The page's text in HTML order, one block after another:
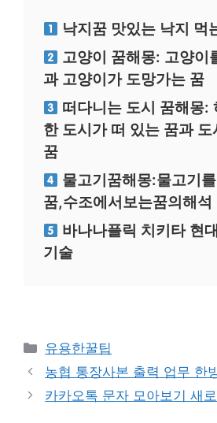
낙지꿈 맛있는 낙지 먹
고양이 꿈해몽: 고양이
과 고양이가 도망가는 꿈
떠다니는 도시 꿈해몽:
한 도시가 떠 있는 꿈과
꿈
물고기꿈해몽:물고기
꿈,수조에서보는꿈의해석
바나나플릭 치키타 현
기술
카
테
리
유용한꿀팁
농협 통장사본 출력 업무 한
카카오톡 문자 모아보기 새